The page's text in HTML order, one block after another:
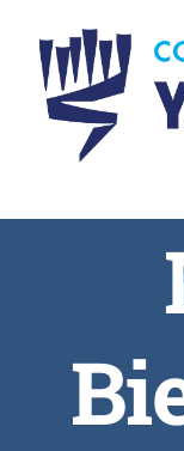
content